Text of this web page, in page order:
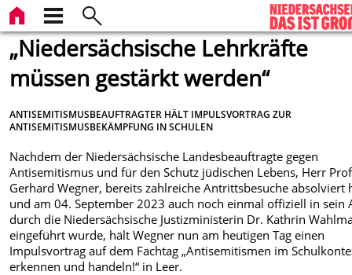
„Niedersächsische Lehrkräfte
müssen gestärkt werden“
ANTISEMITISMUSBEAUFTRAGTER HÄLT IMPULSVORTRAG ZUR
ANTISEMITISMUSBEKÄMPFUNG IN SCHULEN
Nachdem der Niedersächsische Landesbeauftragte gegen
Antisemitismus und für den Schutz jüdischen Lebens, Herr
Gerhard Wegner, bereits zahlreiche Antrittsbesuche absolviert
und am 04. September 2023 auch noch einmal offiziell in sein
durch die Niedersächsische Justizministerin Dr. Kathrin
eingeführt wurde, hält Wegner nun am heutigen Tag einen
Impulsvortrag auf dem Fachtag „Antisemitismen im
erkennen und handeln!“ in Leer.